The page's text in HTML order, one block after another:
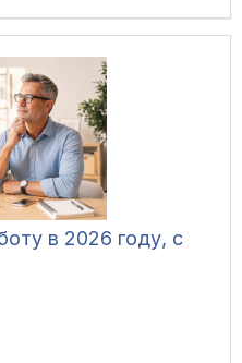
в 2026 году, с